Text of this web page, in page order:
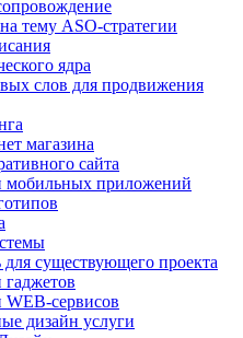
тему АSO-стратегии
ядра
слов для продвижения
магазина
сайта
приложений
существующего проекта
сервисов
дизайн услуги